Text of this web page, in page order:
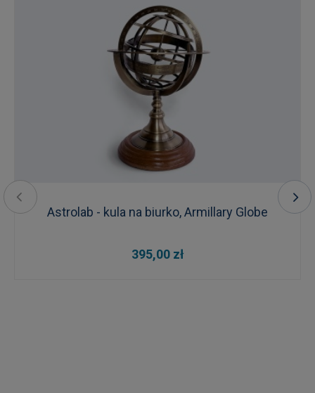
Astrolab - kula na biurko, Armillary Globe
395,00 zł